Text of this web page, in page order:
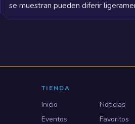
se muestran pueden diferir
TIENDA
Inicio
Noticias
Eventos
Favoritos